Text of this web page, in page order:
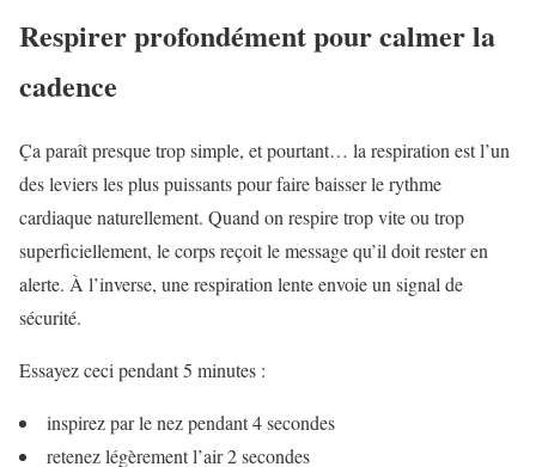
Respirer profondément pour calmer la
cadence
Ça paraît presque trop simple, et pourtant… la respiration est l’un
des leviers les plus puissants pour faire baisser le rythme
cardiaque naturellement. Quand on respire trop vite ou trop
superficiellement, le corps reçoit le message qu’il doit rester en
alerte. À l’inverse, une respiration lente envoie un signal de
sécurité.
Essayez ceci pendant 5 minutes :
inspirez par le nez pendant 4 secondes
retenez légèrement l’air 2 secondes